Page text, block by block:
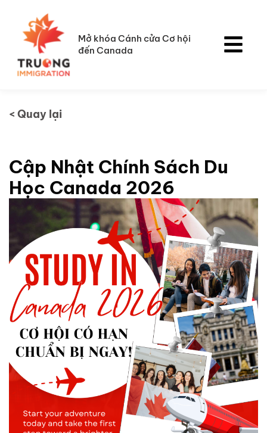
content
Mở khóa Cánh cửa Cơ hội
đến Canada
< Quay lại
Cập Nhật Chính Sách Du
Học Canada 2026